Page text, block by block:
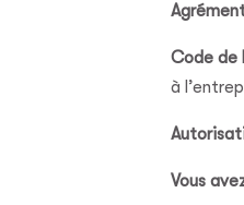
Code de
à
Vous